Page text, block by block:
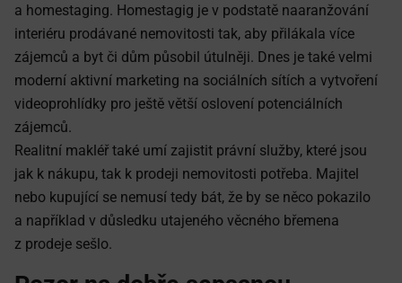
a homestaging. Homestagig je v podstatě naaranžování
interiéru prodávané nemovitosti tak, aby přilákala více
zájemců a byt či dům působil útulněji. Dnes je také velmi
moderní aktivní marketing na sociálních sítích a vytvoření
videoprohlídky pro ještě větší oslovení potenciálních
zájemců.
Realitní makléř také umí zajistit právní služby, které jsou
jak k nákupu, tak k prodeji nemovitosti potřeba. Majitel
nebo kupující se nemusí tedy bát, že by se něco pokazilo
a například v důsledku utajeného věcného břemena
z prodeje sešlo.